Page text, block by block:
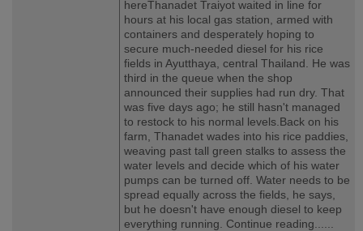
hereThanadet Traiyot waited in line for
hours at his local gas station, armed with
containers and desperately hoping to
secure much-needed diesel for his rice
fields in Ayutthaya, central Thailand. He was
third in the queue when the shop
announced their supplies had run dry. That
was five days ago; he still hasn't managed
to restock to his normal levels.Back on his
farm, Thanadet wades into his rice paddies,
weaving past tall green stalks to assess the
water levels and decide which of his water
pumps can be turned off. Water needs to be
spread equally across the fields, he says,
but he doesn't have enough diesel to keep
everything running. Continue reading......